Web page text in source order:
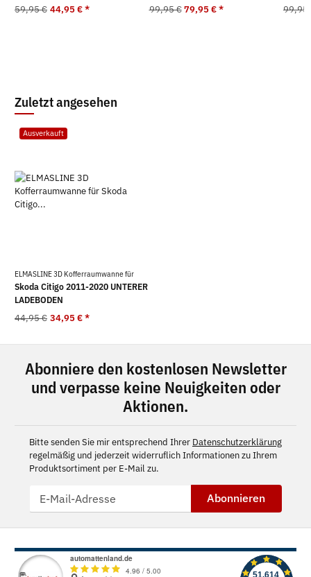
59,95 € 44,95 €*
99,95 € 79,95 €*
99,95
Zuletzt angesehen
Ausverkauft
ELMASLINE 3D Kofferraumwanne für
Skoda Citigo 2011-2020 UNTERER
LADEBODEN
44,95 € 34,95 €*
Abonniere den kostenlosen Newsletter
und verpasse keine Neuigkeiten oder
Aktionen.
Bitte senden Sie mir entsprechend Ihrer Datenschutzerklärung
regelmäßig und jederzeit widerruflich Informationen zu Ihrem
Produktsortiment per E-Mail zu.
Abonnieren